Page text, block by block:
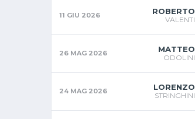
11 GIU 2026 ROBERTO
VALENTI
26 MAG 2026 MATTEO
ODOLINI
24 MAG 2026 LORENZO
STRINGHINI